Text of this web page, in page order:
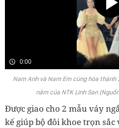
0:00
Nam Anh và Nam Em cùng hóa
năm của NTK Linh San
Được giao cho 2 mẫu váy
kế giúp bộ đôi khoe trọn